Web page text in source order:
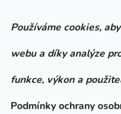
Používáme cookies,
webu a díky analýze
funkce, výkon a
Podmínky ochrany
Facebook